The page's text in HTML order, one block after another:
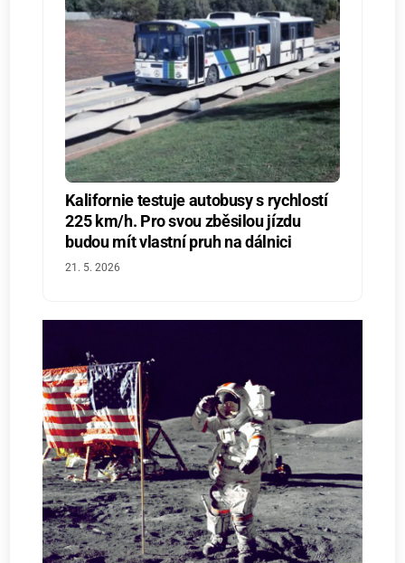
Kalifornie testuje autobusy s rychlostí
225 km/h. Pro svou zběsilou jízdu
budou mít vlastní pruh na dálnici
21. 5. 2026